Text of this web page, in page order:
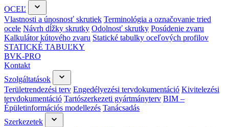
OCEĽ
Vlastnosti a únosnosť skrutiek Terminológia a označovanie tried
ocele Návrh dĺžky skrutky Odolnosť skrutky Posúdenie zvaru
Kalkulátor kútového zvaru Statické tabulky oceľových profilov
STATICKÉ TABUĽKY
BVK-PRO
Kontakt
Szolgáltatások
Területrendezési terv Engedélyezési tervdokumentáció Kivitelezési
tervdokumentáció Tartószerkezeti gyártmányterv BIM –
Épületinformációs modellezés Tanácsadás
Szerkezetek